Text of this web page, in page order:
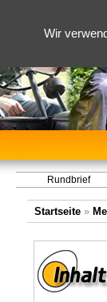
Wir
Rundbrief
Startseite »